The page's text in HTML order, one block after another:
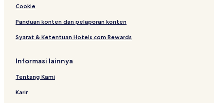
a
y
S
O
Cookie
Panduan konten dan pelaporan konten
Syarat & Ketentuan Hotels.com Rewards
Informasi lainnya
Tentang Kami
Karir